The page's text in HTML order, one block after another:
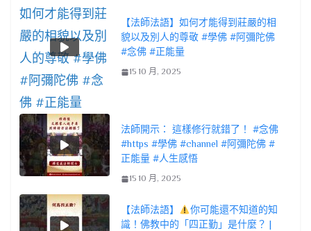
【法師法語】如何才能得到莊嚴的相
貌以及別人的尊敬 #學佛 #阿彌陀佛
#念佛 #正能量
15 10 月, 2025
法師開示： 這樣修行就錯了！ #念佛
#https #學佛 #channel #阿彌陀佛 #
正能量 #人生感悟
15 10 月, 2025
【法師法語】
你可能還不知道的知
識！佛教中的「四正勤」是什麼？ |